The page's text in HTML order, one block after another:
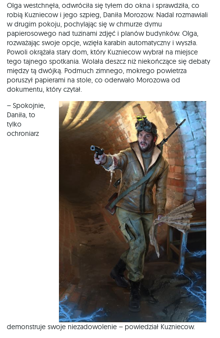
Olga westchnęła, odwróciła się tyłem do okna i sprawdziła, co
robią Kuzniecow i jego szpieg, Daniła Morozow. Nadal rozmawiali
w drugim pokoju, pochylając się w chmurze dymu
papierosowego nad tuzinami zdjęć i planów budynków. Olga,
rozważając swoje opcje, wzięła karabin automatyczny i wyszła.
Powoli okrążała stary dom, który Kuzniecow wybrał na miejsce
tego tajnego spotkania. Wolała deszcz niż niekończące się debaty
między tą dwójką. Podmuch zimnego, mokrego powietrza
poruszył papierami na stole, co oderwało Morozowa od
dokumentu, który czytał.
– Spokojnie,
Daniła, to
tylko
ochroniarz
demonstruje swoje niezadowolenie – powiedział Kuzniecow.